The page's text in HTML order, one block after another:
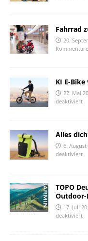
Fahrrad
20.
KI E-
22. Mai
deaktiviert
Alles
6. August
deaktiviert
TOPO
Outdoor-
17. Juli
deaktiviert